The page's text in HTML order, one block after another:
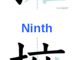
Ninth